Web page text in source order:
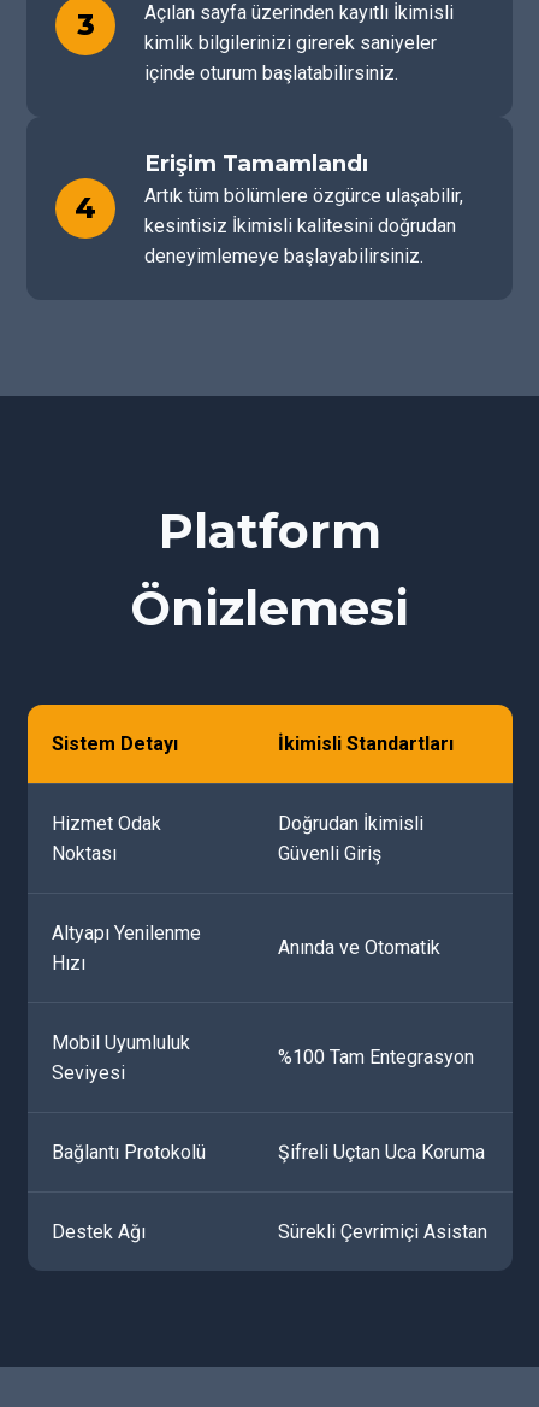
3
Açılan sayfa üzerinden kayıtlı İkimisli
kimlik bilgilerinizi girerek saniyeler
içinde oturum başlatabilirsiniz.
4
Erişim Tamamlandı
Artık tüm bölümlere özgürce ulaşabilir,
kesintisiz İkimisli kalitesini doğrudan
deneyimlemeye başlayabilirsiniz.
Platform
Önizlemesi
Sistem Detayı İkimisli Standartları
Hizmet Odak
Noktası
Doğrudan İkimisli
Güvenli Giriş
Altyapı Yenilenme
Hızı
Anında ve Otomatik
Mobil Uyumluluk
Seviyesi
%100 Tam Entegrasyon
Bağlantı Protokolü Şifreli Uçtan Uca Koruma
Destek Ağı Sürekli Çevrimiçi Asistan